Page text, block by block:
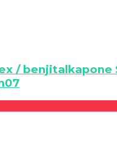
/ benjitalkapone